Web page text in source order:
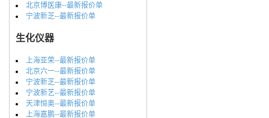
北京博医康--最新报价单
宁波新芝--最新报价单
生化仪器
上海亚荣--最新报价单
北京六一--最新报价单
宁波新芝--最新报价单
宁波新艺--最新报价单
天津恒奥--最新报价单
上海嘉鹏--最新报价单